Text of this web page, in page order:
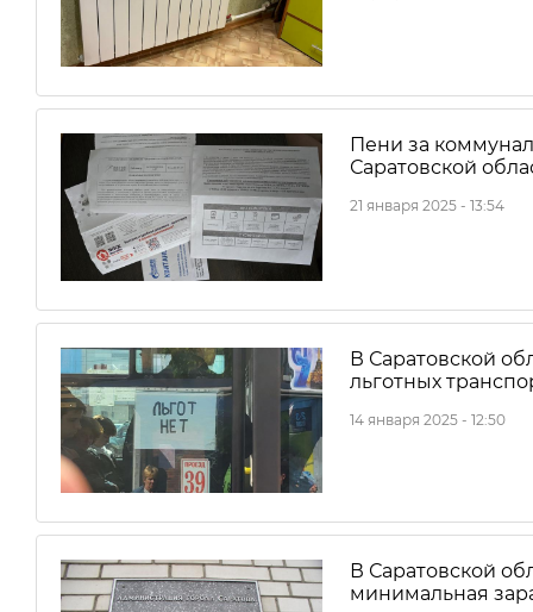
Пени за
Саратовской
21 января 2025 - 13:54
В Саратовской
льготных
14 января 2025 - 12:50
В Саратовской
минимальная